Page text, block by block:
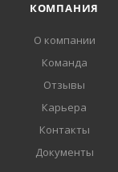
КОМПАНИЯ
О компании
Команда
Отзывы
Карьера
Контакты
Документы